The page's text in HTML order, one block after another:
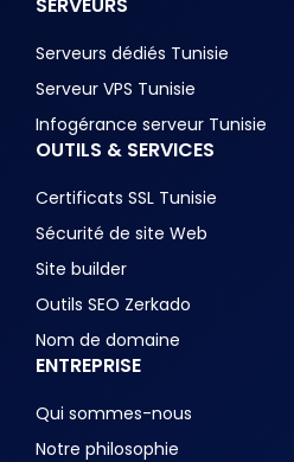
Serveurs dédiés Tunisie
Serveur VPS Tunisie
Infogérance serveur Tunisie
OUTILS & SERVICES
Certificats SSL Tunisie
Sécurité de site Web
Site builder
Outils SEO Zerkado
Nom de domaine
ENTREPRISE
Qui sommes-nous
Notre philosophie